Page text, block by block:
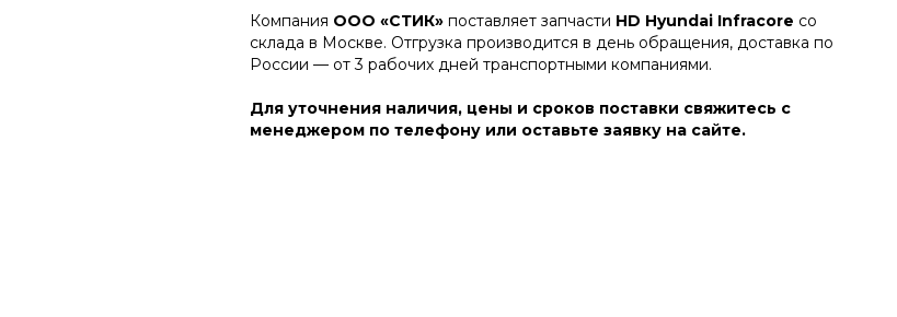
Компания ООО «СТИК»поставляет запчасти HD Hyundai Infracore со
склада в Москве. Отгрузка производится в день обращения, доставка по
России — от 3 рабочих дней транспортными компаниями.
Для уточнения наличия, цены и сроков поставки свяжитесь с
менеджером по телефону или оставьте заявку на сайте.